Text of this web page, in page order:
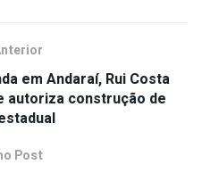
em Andaraí, Rui Costa
autoriza construção de
Post